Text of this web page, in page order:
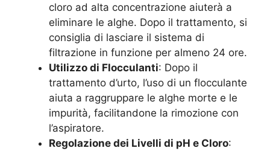
cloro ad alta concentrazione aiuterà a
eliminare le alghe. Dopo il trattamento, si
consiglia di lasciare il sistema di
filtrazione in funzione per almeno 24 ore.
Utilizzo di Flocculanti: Dopo il
trattamento d’urto, l’uso di un flocculante
aiuta a raggruppare le alghe morte e le
impurità, facilitandone la rimozione con
l’aspiratore.
Regolazione dei Livelli di pH e Cloro: